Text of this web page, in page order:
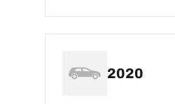
2020